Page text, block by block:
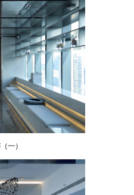
一）